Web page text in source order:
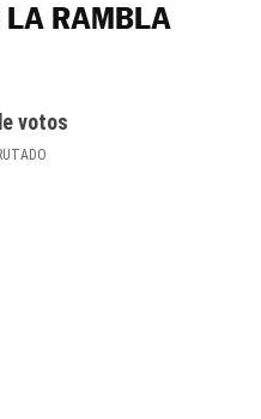
LA RAMBLA
votos